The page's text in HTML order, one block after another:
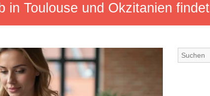
in Toulouse und Okzitanien findet